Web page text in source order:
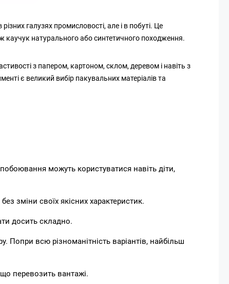
галузях промисловості, але і в побуті. Це
каучук натурального або синтетичного походження.
з папером, картоном, склом, деревом і навіть з
є великий вибір пакувальних матеріалів та
можуть користуватися навіть діти,
зміни своїх якісних характеристик.
досить складно.
Попри всю різноманітність варіантів, найбільш
перевозить вантажі.